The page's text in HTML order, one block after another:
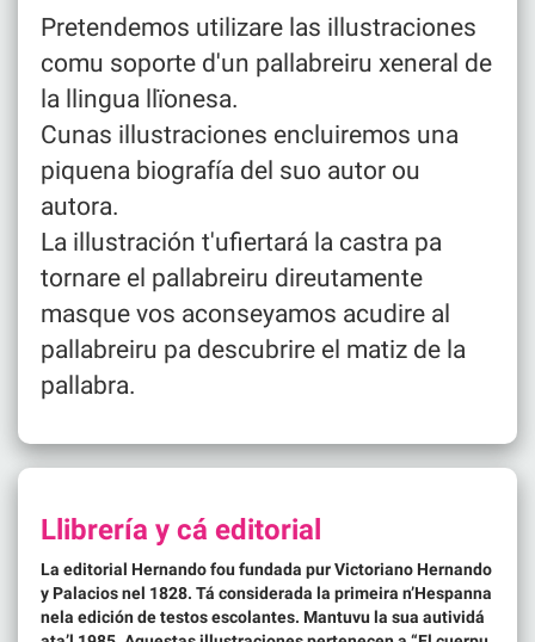
Pretendemos utilizare las illustraciones
comu soporte d'un pallabreiru xeneral de
la llingua llïonesa.
Cunas illustraciones encluiremos una
piquena biografía del suo autor ou
autora.
La illustración t'ufiertará la castra pa
tornare el pallabreiru direutamente
masque vos aconseyamos acudire al
pallabreiru pa descubrire el matiz de la
pallabra.
Llibrería y cá editorial
La editorial Hernando fou fundada pur Victoriano Hernando
y Palacios nel 1828. Tá considerada la primeira n’Hespanna
nela edición de testos escolantes. Mantuvu la sua autividá